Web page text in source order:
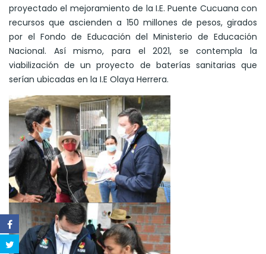
proyectado el mejoramiento de la I.E. Puente Cucuana con
recursos que ascienden a 150 millones de pesos, girados
por el Fondo de Educación del Ministerio de Educación
Nacional. Así mismo, para el 2021, se contempla la
viabilización de un proyecto de baterías sanitarias que
serían ubicadas en la I.E Olaya Herrera.